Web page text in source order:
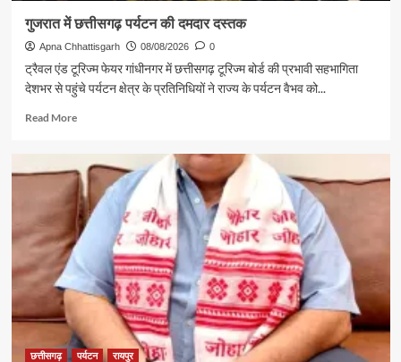
गुजरात में छत्तीसगढ़ पर्यटन की दमदार दस्तक
Apna Chhattisgarh 08/08/2026 0
ट्रैवल एंड टूरिज्म फेयर गांधीनगर में छत्तीसगढ़ टूरिज्म बोर्ड की प्रभावी सहभागिता
देशभर से पहुंचे पर्यटन क्षेत्र के प्रतिनिधियों ने राज्य के पर्यटन वैभव को...
Read MoreRead
गुजरात
में
छत्तीसगढ़
पर्यटन
की
दमदार
दस्तक
छत्तीसगढ़ पर्यटन रायपुर